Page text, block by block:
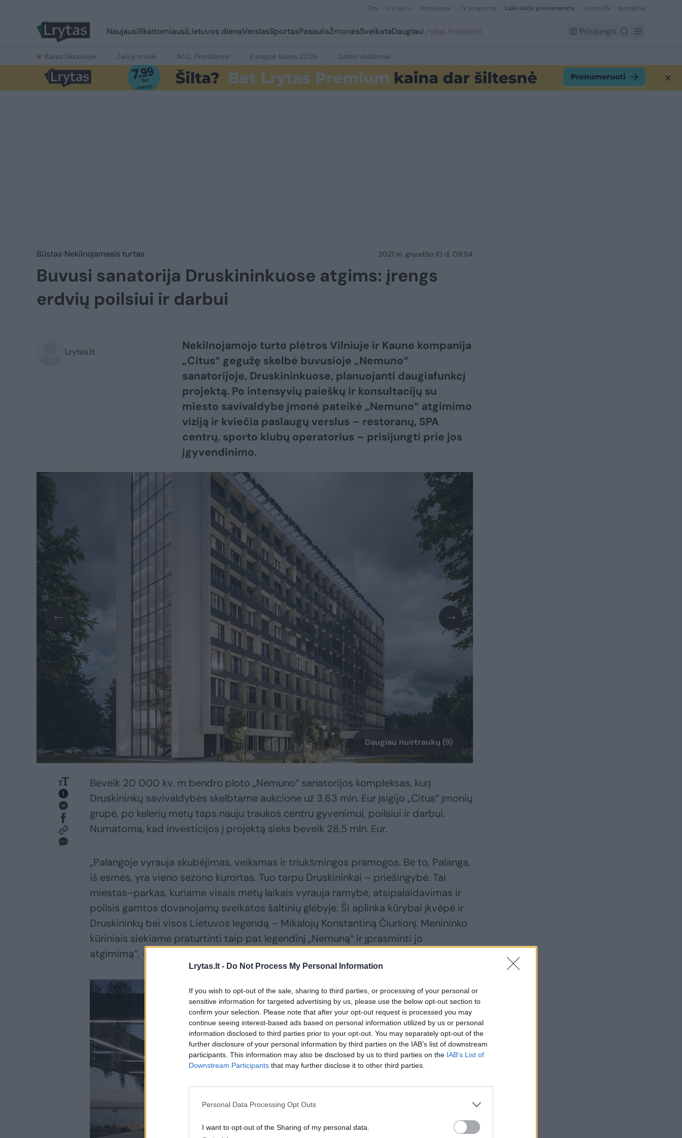
Lrytas.lt - Do Not Process My Personal Information
If you wish to opt-out of the sale, sharing to third parties, or processing of your personal or
sensitive information for targeted advertising by us, please use the below opt-out section to
confirm your selection. Please note that after your opt-out request is processed you may
continue seeing interest-based ads based on personal information utilized by us or personal
information disclosed to third parties prior to your opt-out. You may separately opt-out of the
further disclosure of your personal information by third parties on the IAB’s list of downstream
participants. This information may also be disclosed by us to third parties on the IAB’s List of
Downstream Participants that may further disclose it to other third parties.
Personal Data Processing Opt Outs
I want to opt-out of the Sharing of my personal data.
Orai Lrytas.tv Horoskopai TV programa Laikraščio prenumerata Lrytas EN Kontaktai
NaujausiSkaitomiausiLietuvos dienaVerslasSportasPasaulisŽmonėsSveikataDaugiauLrytas Premium Prisijungti
Karas Ukrainoje Žalioji erdvė Ačiū, Prezidente Europos burės 2026 Darbo skelbimai
Būstas Nekilnojamasis turtas 2021 m. gruodžio 10 d. 09:54
Buvusi sanatorija Druskininkuose atgims: įrengs
erdvių poilsiui ir darbui
Lrytas.lt
Nekilnojamojo turto plėtros Vilniuje ir Kaune kompanija
„Citus“ gegužę skelbė buvusioje „Nemuno“
sanatorijoje, Druskininkuose, planuojanti daugiafunkcį
projektą. Po intensyvių paieškų ir konsultacijų su
miesto savivaldybe įmonė pateikė „Nemuno“ atgimimo
viziją ir kviečia paslaugų verslus – restoranų, SPA
centrų, sporto klubų operatorius – prisijungti prie jos
įgyvendinimo.
Daugiau nuotraukų (9)
Beveik 20 000 kv. m bendro ploto „Nemuno“ sanatorijos kompleksas, kurį
Druskininkų savivaldybės skelbtame aukcione už 3,63 mln. Eur įsigijo „Citus“ įmonių
grupė, po kelerių metų taps nauju traukos centru gyvenimui, poilsiui ir darbui.
Numatoma, kad investicijos į projektą sieks beveik 28,5 mln. Eur.
„Palangoje vyrauja skubėjimas, veiksmas ir triukšmingos pramogos. Be to, Palanga,
iš esmės, yra vieno sezono kurortas. Tuo tarpu Druskininkai – priešingybė. Tai
miestas–parkas, kuriame visais metų laikais vyrauja ramybė, atsipalaidavimas ir
poilsis gamtos dovanojamų sveikatos šaltinių glėbyje. Ši aplinka kūrybai įkvėpė ir
Druskininkų bei visos Lietuvos legendą – Mikalojų Konstantiną Čiurlionį. Menininko
kūriniais siekiame praturtinti taip pat legendinį „Nemuną“ ir įprasminti jo
atgimimą“, – projekto vizija dalijasi „Citus“ įkūrėjas Mindaugas Vanagas.